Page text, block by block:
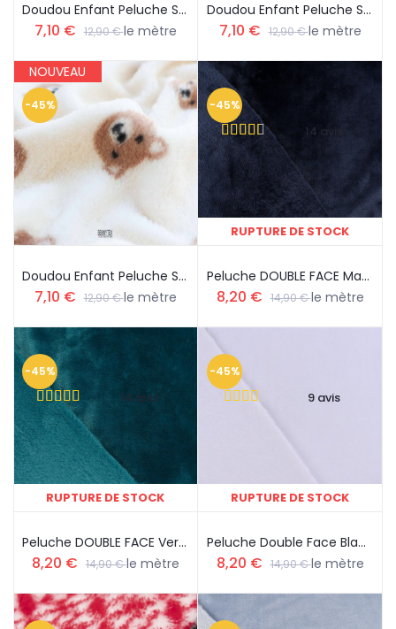
Doudou Enfant Peluche Super Doux Arc En Ciel Fond Rose
7,10 € 12,90 €le mètre
Doudou Enfant Peluche Super Doux Ptit Dino Fond Blanc Cassé
7,10 € 12,90 €le mètre
-45%
NOUVEAU
Doudou Enfant Peluche Super Doux Petit Ourson Fond Ecru Creme
7,10 € 12,90 €le mètre
-45%
14 avis
RUPTURE DE STOCK
Peluche DOUBLE FACE Marine
8,20 € 14,90 €le mètre
-45%
14 avis
RUPTURE DE STOCK
Peluche DOUBLE FACE Vert Canard
8,20 € 14,90 €le mètre
-45%
9 avis
RUPTURE DE STOCK
Peluche Double Face Blanc
8,20 € 14,90 €le mètre